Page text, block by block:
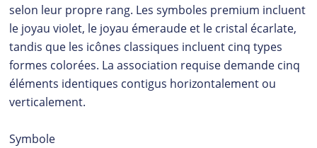
selon leur propre rang. Les symboles premium incluent
le joyau violet, le joyau émeraude et le cristal écarlate,
tandis que les icônes classiques incluent cinq types
formes colorées. La association requise demande cinq
éléments identiques contigus horizontalement ou
verticalement.
Symbole